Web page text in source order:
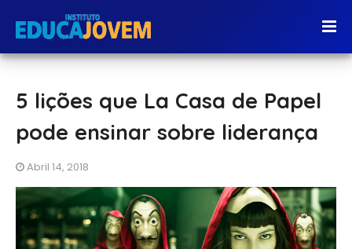
5 lições que La Casa de Papel
pode ensinar sobre liderança
Abril 14, 2018